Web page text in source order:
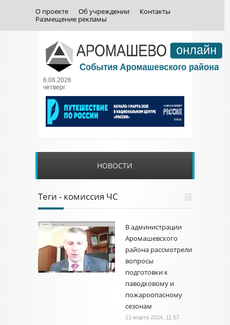
О проекте Об учреждении
Контакты
Размещение рекламы
6.08.2026
четверг
НОВОСТИ
Теги - комиссия ЧС
В администрации
Аромашевского
района рассмотрели
вопросы
подготовки к
паводковому и
пожароопасному
сезонам
13 марта 2024, 11:57